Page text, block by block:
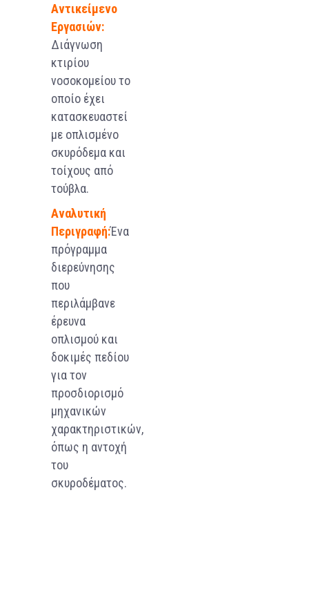
Αντικείμενο
Εργασιών:
Διάγνωση
κτιρίου
νοσοκομείου το
οποίο έχει
κατασκευαστεί
με οπλισμένο
σκυρόδεμα και
τοίχους από
τούβλα.
Αναλυτική
Περιγραφή:Ένα
πρόγραμμα
διερεύνησης
που
περιλάμβανε
έρευνα
οπλισμού και
δοκιμές πεδίου
για τον
προσδιορισμό
μηχανικών
χαρακτηριστικών,
όπως η αντοχή
του
σκυροδέματος.